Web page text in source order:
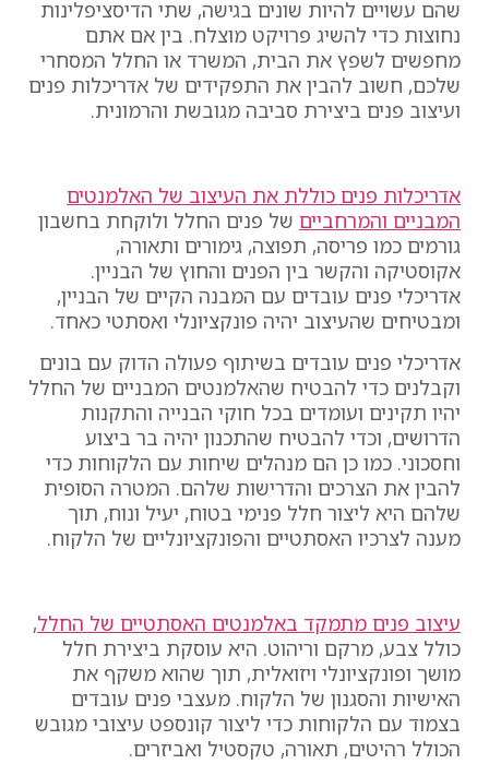
שהם עשויים להיות שונים בגישה, שתי הדיסציפלינות
נחוצות כדי להשיג פרויקט מוצלח. בין אם אתם
מחפשים לשפץ את הבית, המשרד או החלל המסחרי
שלכם, חשוב להבין את התפקידים של אדריכלות פנים
ועיצוב פנים ביצירת סביבה מגובשת והרמונית.
אדריכלות פנים כוללת את העיצוב של האלמנטים
המבניים והמרחביים של פנים החלל ולוקחת בחשבון
גורמים כמו פריסה, תפוצה, גימורים ותאורה,
אקוסטיקה והקשר בין הפנים והחוץ של הבניין.
אדריכלי פנים עובדים עם המבנה הקיים של הבניין,
ומבטיחים שהעיצוב יהיה פונקציונלי ואסתטי כאחד.
אדריכלי פנים עובדים בשיתוף פעולה הדוק עם בונים
וקבלנים כדי להבטיח שהאלמנטים המבניים של החלל
יהיו תקינים ועומדים בכל חוקי הבנייה והתקנות
הדרושים, וכדי להבטיח שהתכנון יהיה בר ביצוע
וחסכוני. כמו כן הם מנהלים שיחות עם הלקוחות כדי
להבין את הצרכים והדרישות שלהם. המטרה הסופית
שלהם היא ליצור חלל פנימי בטוח, יעיל ונוח, תוך
מענה לצרכיו האסתטיים והפונקציונליים של הלקוח.
עיצוב פנים מתמקד באלמנטים האסתטיים של החלל,
כולל צבע, מרקם וריהוט. היא עוסקת ביצירת חלל
מושך ופונקציונלי ויזואלית, תוך שהוא משקף את
האישיות והסגנון של הלקוח. מעצבי פנים עובדים
בצמוד עם הלקוחות כדי ליצור קונספט עיצובי מגובש
הכולל רהיטים, תאורה, טקסטיל ואביזרים.